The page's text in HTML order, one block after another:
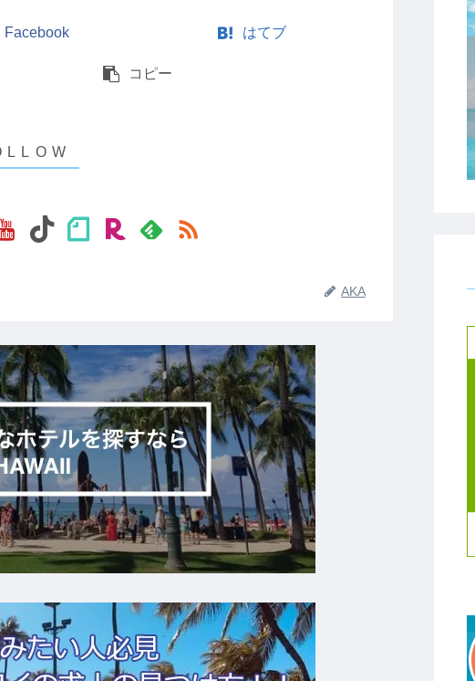
Facebook はてブ
コピー
AKA